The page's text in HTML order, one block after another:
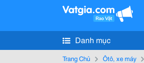
Danh mục
Trang Chủ Ôtô, xe máy